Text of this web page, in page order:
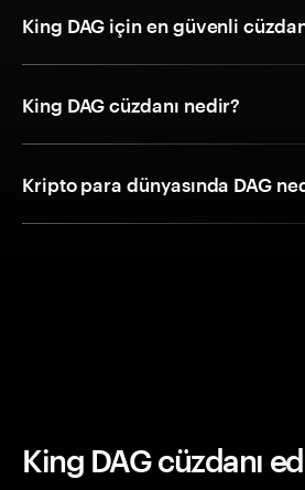
King DAG için en güvenli
King DAG cüzdanı nedir?
Kripto para dünyasında DAG
King DAG cüzdanı